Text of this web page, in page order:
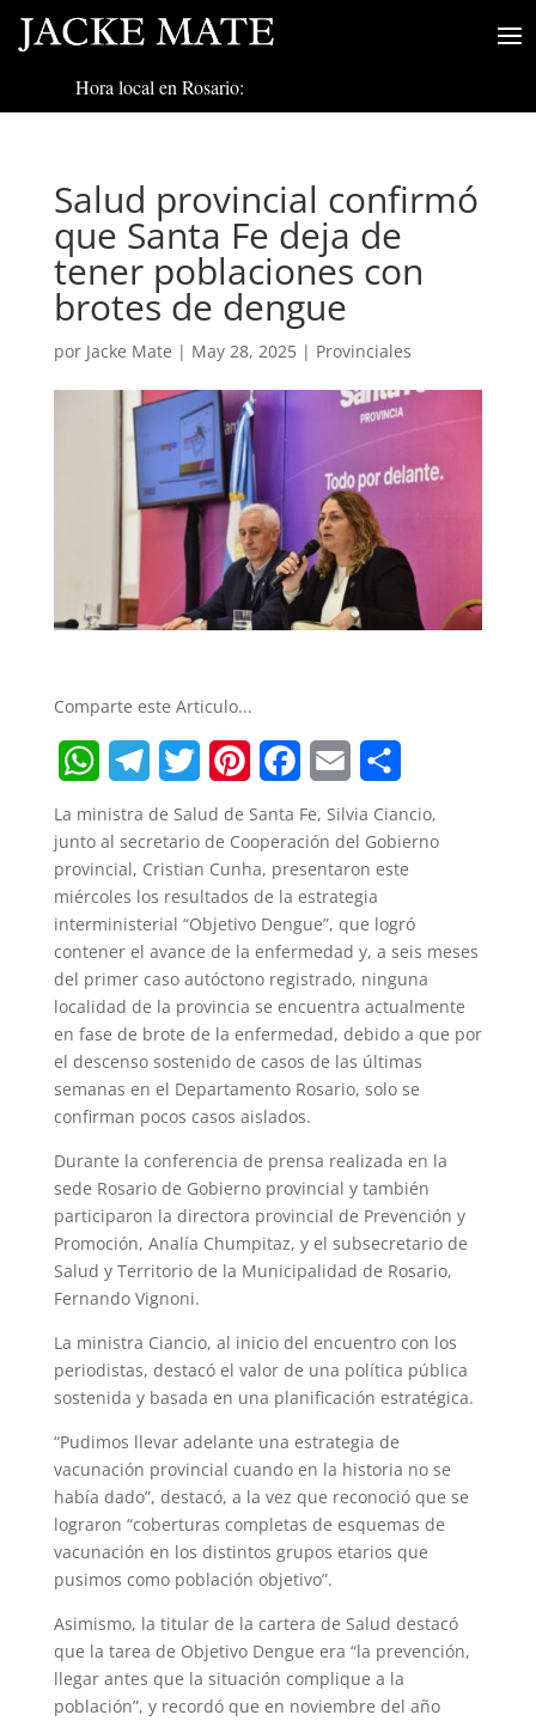
Hora local en Rosario:
Salud provincial confirmó
que Santa Fe deja de
tener poblaciones con
brotes de dengue
por Jacke Mate | May 28, 2025| Provinciales
Comparte este Articulo...
h
a
t
s
A
p
p
T
e
l
e
g
r
a
m
w
i
t
t
e
r
P
i
n
t
e
r
e
s
t
a
c
e
b
o
o
k
m
a
i
l
h
a
r
e
La ministra de Salud de Santa Fe, Silvia Ciancio,
junto al secretario de Cooperación del Gobierno
provincial, Cristian Cunha, presentaron este
miércoles los resultados de la estrategia
interministerial “Objetivo Dengue”, que logró
contener el avance de la enfermedad y, a seis meses
del primer caso autóctono registrado, ninguna
localidad de la provincia se encuentra actualmente
en fase de brote de la enfermedad, debido a que por
el descenso sostenido de casos de las últimas
semanas en el Departamento Rosario, solo se
confirman pocos casos aislados.
Durante la conferencia de prensa realizada en la
sede Rosario de Gobierno provincial y también
participaron la directora provincial de Prevención y
Promoción, Analía Chumpitaz, y el subsecretario de
Salud y Territorio de la Municipalidad de Rosario,
Fernando Vignoni.
La ministra Ciancio, al inicio del encuentro con los
periodistas, destacó el valor de una política pública
sostenida y basada en una planificación estratégica.
“Pudimos llevar adelante una estrategia de
vacunación provincial cuando en la historia no se
había dado”, destacó, a la vez que reconoció que se
lograron “coberturas completas de esquemas de
vacunación en los distintos grupos etarios que
pusimos como población objetivo”.
Asimismo, la titular de la cartera de Salud destacó
que la tarea de Objetivo Dengue era “la prevención,
llegar antes que la situación complique a la
población”, y recordó que en noviembre del año